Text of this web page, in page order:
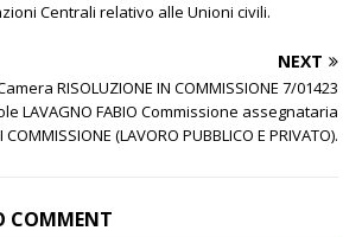
Centrali relativo alle Unioni civili.
NEXT
RISOLUZIONE IN COMMISSIONE 7/01423
LAVAGNO FABIO Commissione assegnataria
(LAVORO PUBBLICO E PRIVATO).
COMMENT